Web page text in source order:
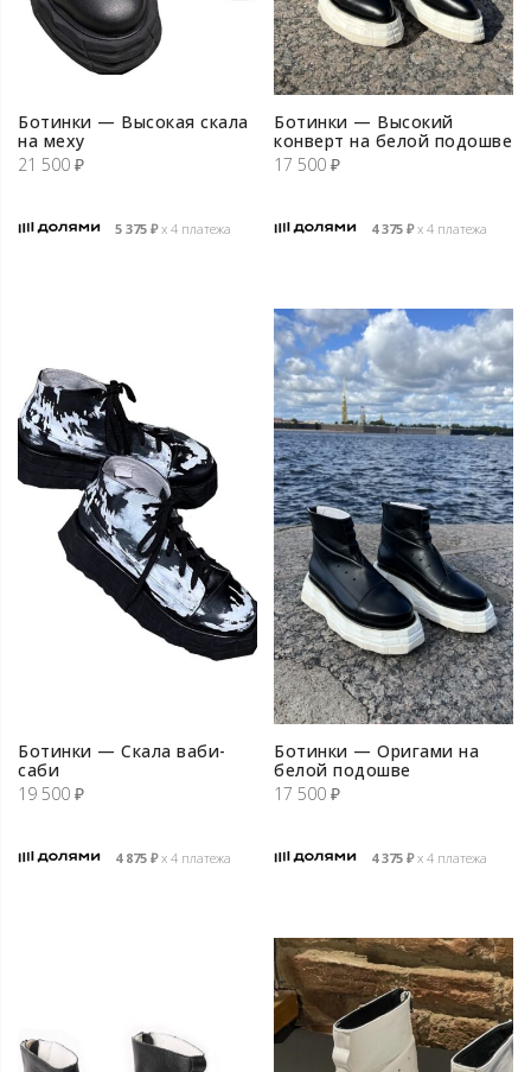
Ботинки — Высокая скала
на меху
21 500 ₽
5 375 ₽х 4 платежа
Ботинки — Высокий
конверт на белой подошве
17 500 ₽
4 375 ₽х 4 платежа
Ботинки — Скала ваби-
cаби
19 500 ₽
4 875 ₽х 4 платежа
Ботинки — Оригами на
белой подошве
17 500 ₽
4 375 ₽х 4 платежа